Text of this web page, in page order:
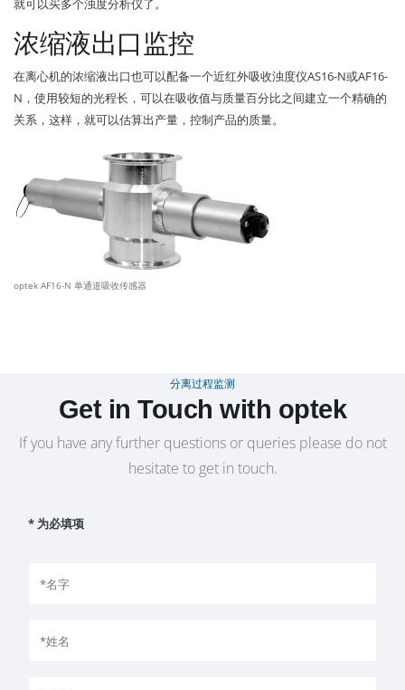
就可以买多个浊度分析仪了。
浓缩液出口监控
在离心机的浓缩液出口也可以配备一个近红外吸收浊度仪AS16-N或AF16-
N，使用较短的光程长，可以在吸收值与质量百分比之间建立一个精确的
关系，这样，就可以估算出产量，控制产品的质量。
optek AF16-N 单通道吸收传感器
分离过程监测
Get in Touch with optek
If you have any further questions or queries please do not
hesitate to get in touch.
* 为必填项